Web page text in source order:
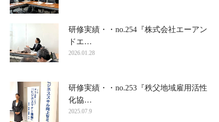
研修実績・・no.254『株式会社エーアン
ドエ…
2026.01.28
研修実績・・no.253『秩父地域雇用活性
化協…
2025.07.9